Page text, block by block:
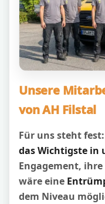
Unsere
von AH Filstal
Für uns steht fest:
das Wichtigste in
Engagement,
wäre eine
dem Niveau